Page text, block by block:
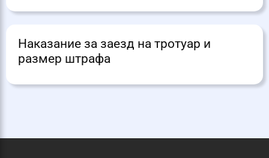
Наказание за заезд на тротуар и
размер штрафа